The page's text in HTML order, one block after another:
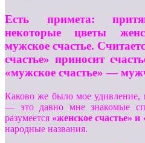
Есть примета:
некоторыецветы
мужское счастье.
счастье» приносит
«мужское счастье»—
Каково же было мое удивление,
— это давно мне знакомые
разумеется «женское счастье» и
народные названия.